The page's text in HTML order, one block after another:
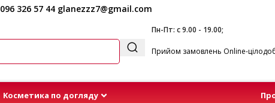
096 326 57 44 glanezzz7@gmail.com
Пн-Пт: с 9.00 - 19.00;
Прийом замовлень Online-
Kосметика по догляду